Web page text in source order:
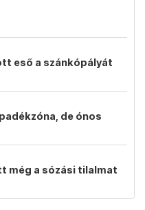
eső a szánkópályát
de ónos
még a sózási tilalmat